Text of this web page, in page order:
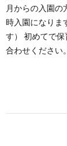
月からの入園の
時入園になりま
す） 初めてで
合わせください